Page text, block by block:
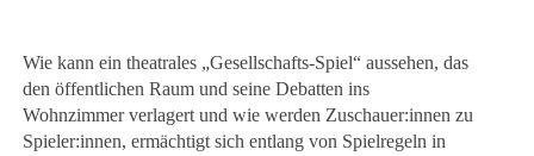
Wie kann ein theatrales „Gesellschafts-Spiel“ aussehen, das
den öffentlichen Raum und seine Debatten ins
Wohnzimmer verlagert und wie werden Zuschauer:innen zu
Spieler:innen, ermächtigt sich entlang von Spielregeln in